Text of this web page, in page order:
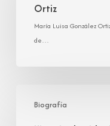
María
Luisa
González
Ortiz
María Luisa González
de…
Biografía